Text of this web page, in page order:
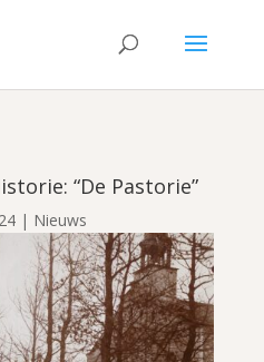
“De Pastorie”
| Nieuws